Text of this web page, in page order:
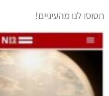
תטוסו לנו מהעיניים!